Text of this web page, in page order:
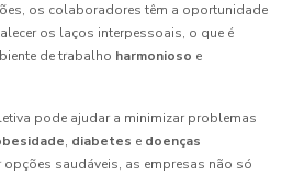
os colaboradores têm a oportunidade
os laços interpessoais, o que é
de trabalho harmonioso e
pode ajudar a minimizar problemas
, diabetes e doenças
opções saudáveis, as empresas não só